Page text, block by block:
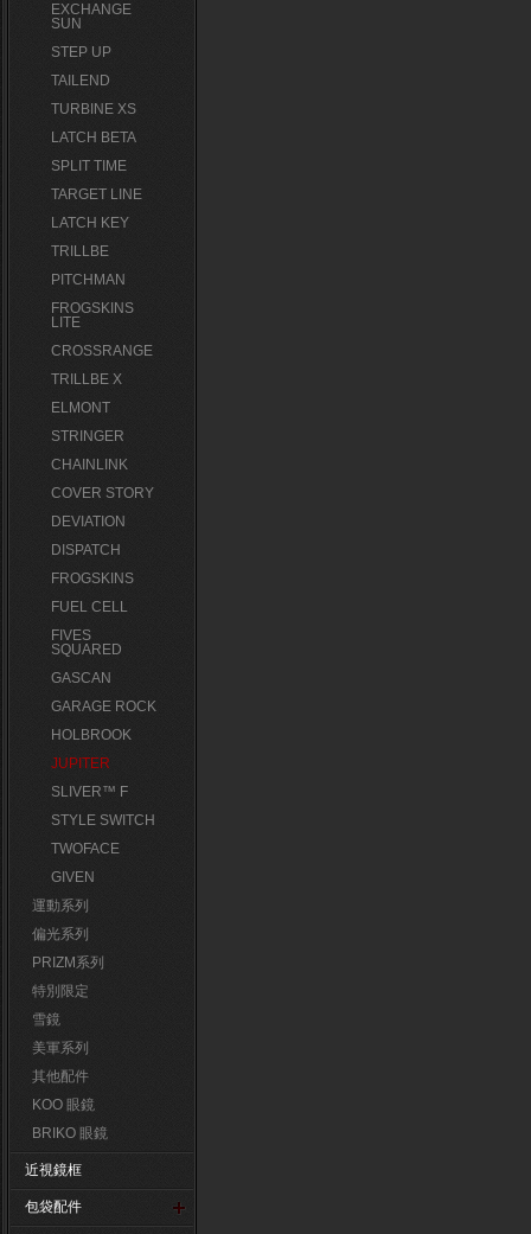
EXCHANGE
SUN
STEP UP
TAILEND
TURBINE XS
LATCH BETA
SPLIT TIME
TARGET LINE
LATCH KEY
TRILLBE
PITCHMAN
FROGSKINS
LITE
CROSSRANGE
TRILLBE X
ELMONT
STRINGER
CHAINLINK
COVER STORY
DEVIATION
DISPATCH
FROGSKINS
FUEL CELL
FIVES
SQUARED
GASCAN
GARAGE ROCK
HOLBROOK
JUPITER
SLIVER™ F
STYLE SWITCH
TWOFACE
GIVEN
運動系列
偏光系列
PRIZM系列
特別限定
雪鏡
美軍系列
其他配件
KOO 眼鏡
BRIKO 眼鏡
近視鏡框
包袋配件